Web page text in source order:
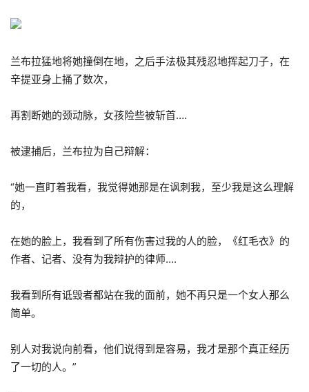
兰布拉猛地将她撞倒在地，之后手法极其残忍地挥起刀子，在
辛提亚身上捅了数次，
再割断她的颈动脉，女孩险些被斩首….
被逮捕后，兰布拉为自己辩解：
“她一直盯着我看，我觉得她那是在讽刺我，至少我是这么理解
的，
在她的脸上，我看到了所有伤害过我的人的脸，《红毛衣》的
作者、记者、没有为我辩护的律师….
我看到所有诋毁者都站在我的面前，她不再只是一个女人那么
简单。
别人对我说向前看，他们说得到是容易，我才是那个真正经历
了一切的人。”